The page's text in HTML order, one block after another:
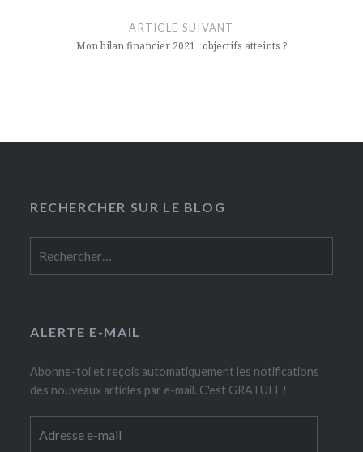
ARTICLE SUIVANT
Mon bilan financier 2021 : objectifs atteints ?
RECHERCHER SUR LE BLOG
ALERTE E-MAIL
Abonne-toi et reçois automatiquement les notifications
des nouveaux articles par e-mail. C'est GRATUIT !
e-